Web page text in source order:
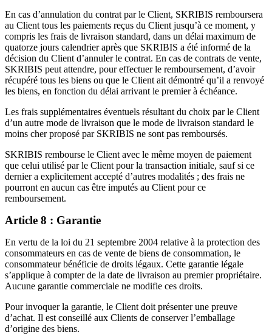
En cas d’annulation du contrat par le Client, SKRIBIS remboursera
au Client tous les paiements reçus du Client jusqu’à ce moment, y
compris les frais de livraison standard, dans un délai maximum de
quatorze jours calendrier après que SKRIBIS a été informé de la
décision du Client d’annuler le contrat. En cas de contrats de vente,
SKRIBIS peut attendre, pour effectuer le remboursement, d’avoir
récupéré tous les biens ou que le Client ait démontré qu’il a renvoyé
les biens, en fonction du délai arrivant le premier à échéance.
Les frais supplémentaires éventuels résultant du choix par le Client
d’un autre mode de livraison que le mode de livraison standard le
moins cher proposé par SKRIBIS ne sont pas remboursés.
SKRIBIS rembourse le Client avec le même moyen de paiement
que celui utilisé par le Client pour la transaction initiale, sauf si ce
dernier a explicitement accepté d’autres modalités ; des frais ne
pourront en aucun cas être imputés au Client pour ce
remboursement.
Article 8 : Garantie
En vertu de la loi du 21 septembre 2004 relative à la protection des
consommateurs en cas de vente de biens de consommation, le
consommateur bénéficie de droits légaux. Cette garantie légale
s’applique à compter de la date de livraison au premier propriétaire.
Aucune garantie commerciale ne modifie ces droits.
Pour invoquer la garantie, le Client doit présenter une preuve
d’achat. Il est conseillé aux Clients de conserver l’emballage
d’origine des biens.